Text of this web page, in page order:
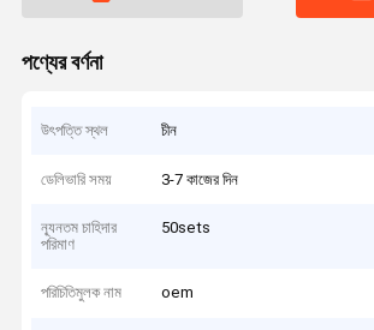
পণ্যের বর্ণনা
উৎপত্তি স্থল চীন
ডেলিভারি সময় 3-7 কাজের দিন
ন্যূনতম চাহিদার
পরিমাণ
50sets
পরিচিতিমুলক নাম oem